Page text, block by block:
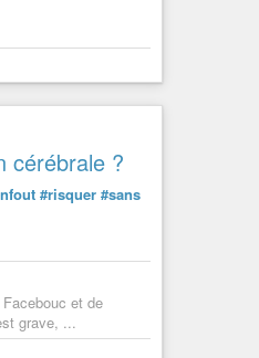
cérébrale ?
#risquer #sans
et de
grave, ...